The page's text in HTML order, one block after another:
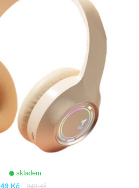
skladem
Kč